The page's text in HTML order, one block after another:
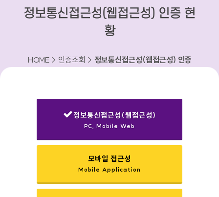
정보통신접근성(웹접근성) 인증 현
황
HOME > 인증조회 > 정보통신접근성(웹접근성) 인증
정보통신접근성(웹접근성)
PC, Mobile Web
모바일 접근성
Mobile Application